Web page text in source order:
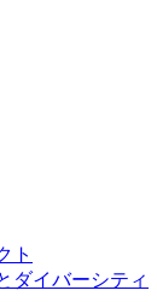
ト
ダイバーシティ